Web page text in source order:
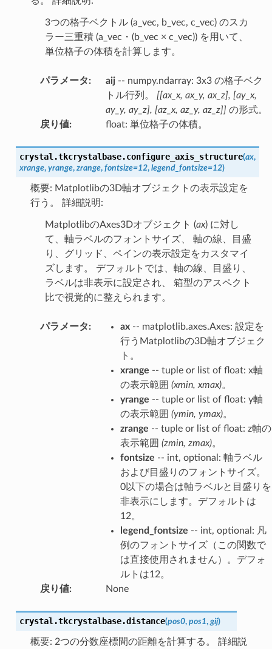
3つの格子ベクトル (a_vec, b_vec, c_vec) のスカ
ラー三重積 (a_vec・(b_vec × c_vec)) を用いて、
単位格子の体積を計算します。
パラメータ: aij-- numpy.ndarray: 3x3 の格子ベク
トル行列。 [[ax_x, ax_y, ax_z], [ay_x,
ay_y, ay_z], [az_x, az_y, az_z]] の形式。
戻り値: float: 単位格子の体積。
crystal.tkcrystalbase.configure_axis_structure(ax,
xrange, yrange, zrange, fontsize=12, legend_fontsize=12)
概要: Matplotlibの3D軸オブジェクトの表示設定を
行う。 詳細説明:
MatplotlibのAxes3Dオブジェクト (ax) に対し
て、軸ラベルのフォントサイズ、 軸の線、目盛
り、グリッド、ペインの表示設定をカスタマイ
ズします。 デフォルトでは、軸の線、目盛り、
ラベルは非表示に設定され、 箱型のアスペクト
比で視覚的に整えられます。
パラメータ: ax-- matplotlib.axes.Axes: 設定を
行うMatplotlibの3D軸オブジェク
ト。
xrange -- tuple or list of float: x軸
の表示範囲 (xmin, xmax)。
yrange -- tuple or list of float: y軸
の表示範囲 (ymin, ymax)。
zrange -- tuple or list of float: z軸の
表示範囲 (zmin, zmax)。
fontsize -- int, optional: 軸ラベル
および目盛りのフォントサイズ。
0以下の場合は軸ラベルと目盛りを
非表示にします。デフォルトは
12。
legend_fontsize -- int, optional: 凡
例のフォントサイズ（この関数で
は直接使用されません）。デフォ
ルトは12。
戻り値: None
crystal.tkcrystalbase.distance(pos0, pos1, gij)
概要: 2つの分数座標間の距離を計算する。 詳細説